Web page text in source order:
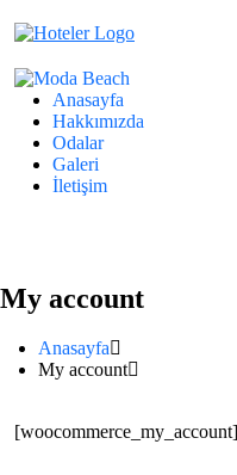
Anasayfa
Hakkımızda
Odalar
Galeri
İletişim
My account
Anasayfa
My account
[woocommerce_my_account]